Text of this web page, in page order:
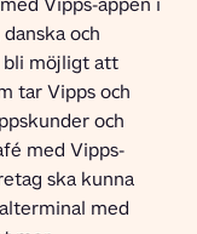
och
bli möjligt att
tar Vipps och
och
med Vipps-
ska kunna
med